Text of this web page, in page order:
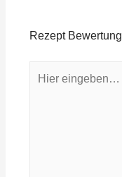
Rezept Bewertung
eingeben…